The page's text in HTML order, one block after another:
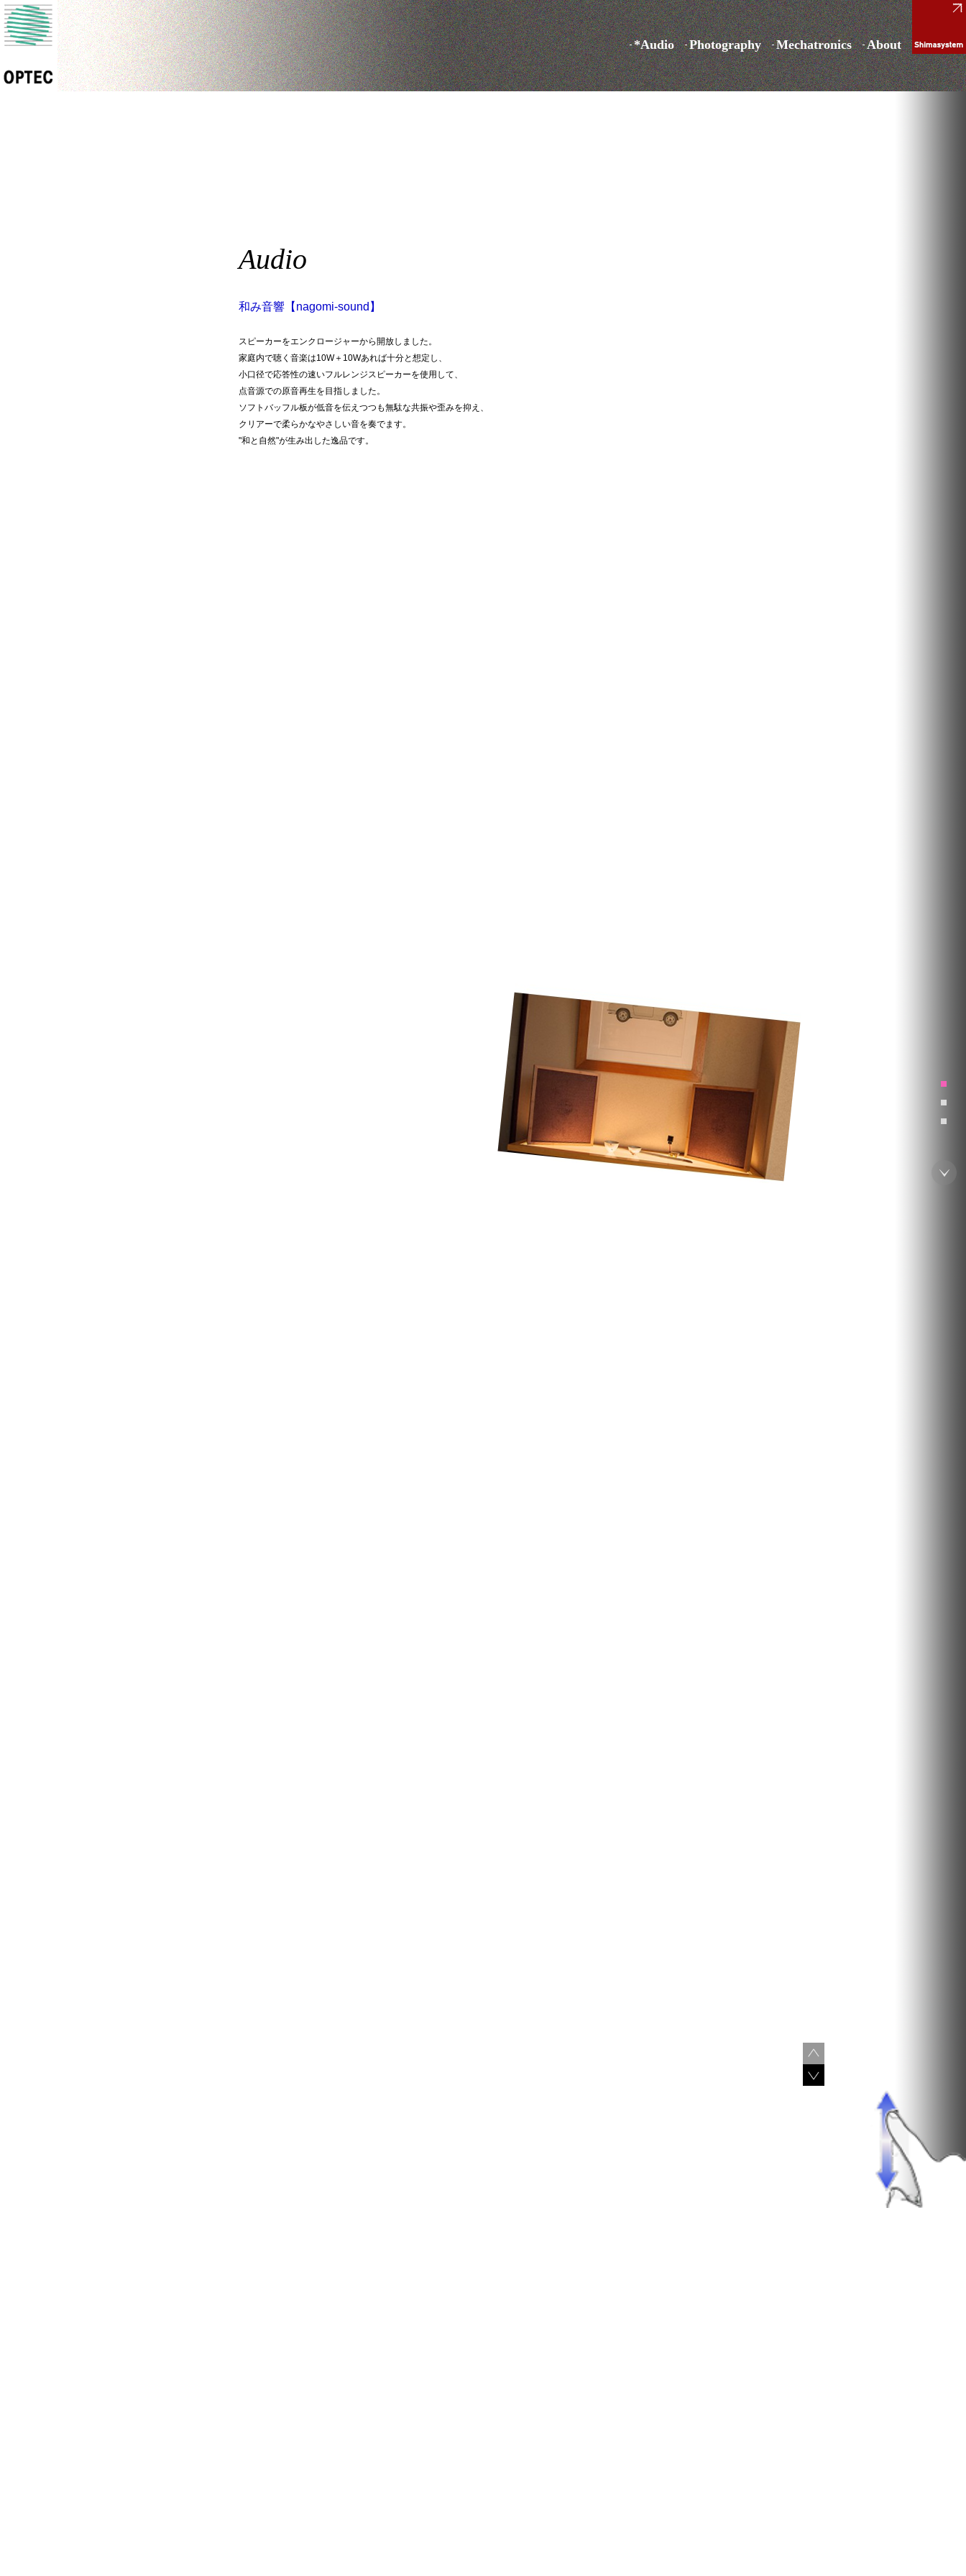
*Audio Photography Mechatronics About
Audio
和み音響【nagomi-sound】
スピーカーをエンクロージャーから開放しました。
家庭内で聴く音楽は10W＋10Wあれば十分と想定し、
小口径で応答性の速いフルレンジスピーカーを使用して、
点音源での原音再生を目指しました。
ソフトバッフル板が低音を伝えつつも無駄な共振や歪みを抑え、
クリアーで柔らかなやさしい音を奏でます。
"和と自然"が生み出した逸品です。